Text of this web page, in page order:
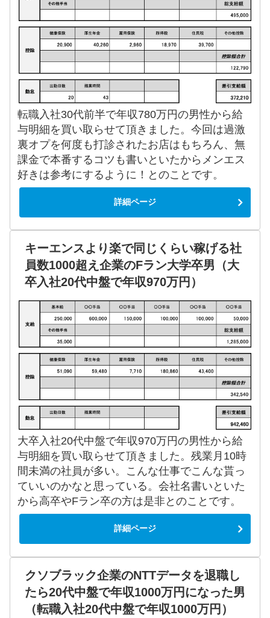
転職入社30代前半で年収780万円の男性から給
与明細を買い取らせて頂きました。今回は過激
裏オプを何度も打診されたお店はもちろん、無
課金で本番するコツも書いといたからメンエス
好きは参考にするように！とのことです。
詳細ページ
キーエンスより楽で同じくらい稼げる社
員数1000超え企業のFラン大学卒男（大
卒入社20代中盤で年収970万円）
大卒入社20代中盤で年収970万円の男性から給
与明細を買い取らせて頂きました。残業月10時
間未満の社員が多い。こんな仕事でこんな貰っ
ていいのかなと思っている。会社名書いといた
から高卒やFラン卒の方は是非とのことです。
詳細ページ
クソブラック企業のNTTデータを退職し
たら20代中盤で年収1000万円になった男
（転職入社20代中盤で年収1000万円）